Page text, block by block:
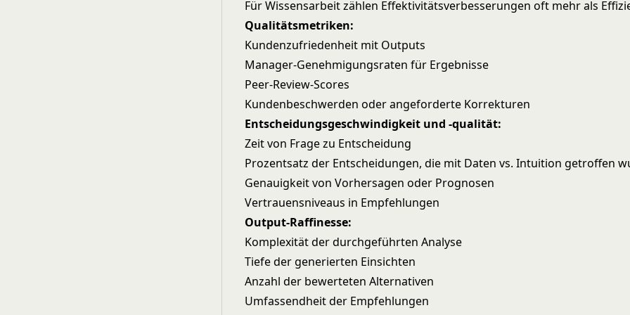
Für Wissensarbeit zählen Effektivitätsverbesserungen oft mehr als
Qualitätsmetriken:
Kundenzufriedenheit mit Outputs
Manager-Genehmigungsraten für Ergebnisse
Peer-Review-Scores
Kundenbeschwerden oder angeforderte Korrekturen
Entscheidungsgeschwindigkeit und -qualität:
Zeit von Frage zu Entscheidung
Prozentsatz der Entscheidungen, die mit Daten vs. Intuition getroffen
Genauigkeit von Vorhersagen oder Prognosen
Vertrauensniveaus in Empfehlungen
Output-Raffinesse:
Komplexität der durchgeführten Analyse
Tiefe der generierten Einsichten
Anzahl der bewerteten Alternativen
Umfassendheit der Empfehlungen